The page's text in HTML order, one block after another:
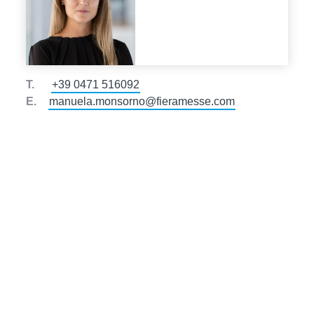
T.
+39 0471 516092
E.
manuela.monsorno@fieramesse.com